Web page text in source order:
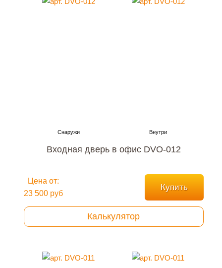
Входная дверь в офис DVO-012
Цена от:
23 500 руб
Купить
Калькулятор